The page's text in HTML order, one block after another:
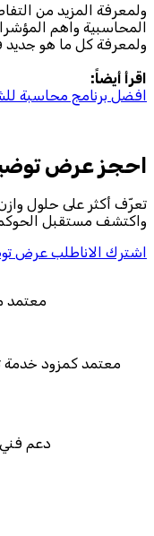
ولمعرفة المزيد من
المحاسبية واهم
ولمعرفة كل ما هو جديد
اقرأ أيضاً:
افضل برنامج محاسبة
احجز‎ عرض توضيحي الآن!
واكتشف مستقبل
اشترك الاناطلب عرض
هيئة الزكاة والضريبة
موارد
في استيراد بيانات
قابل للربط والتخصيص